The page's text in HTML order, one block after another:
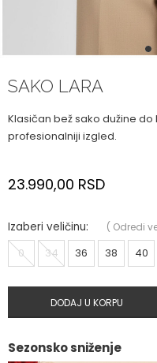
1
SAKO LARA
Klasičan bež sako dužine
profesionalniji izgled.
23.990,00 RSD
Izaberi veličinu: ( Odredi
0 34 36 38 40
DODAJ U KORPU
Sezonsko sniženje